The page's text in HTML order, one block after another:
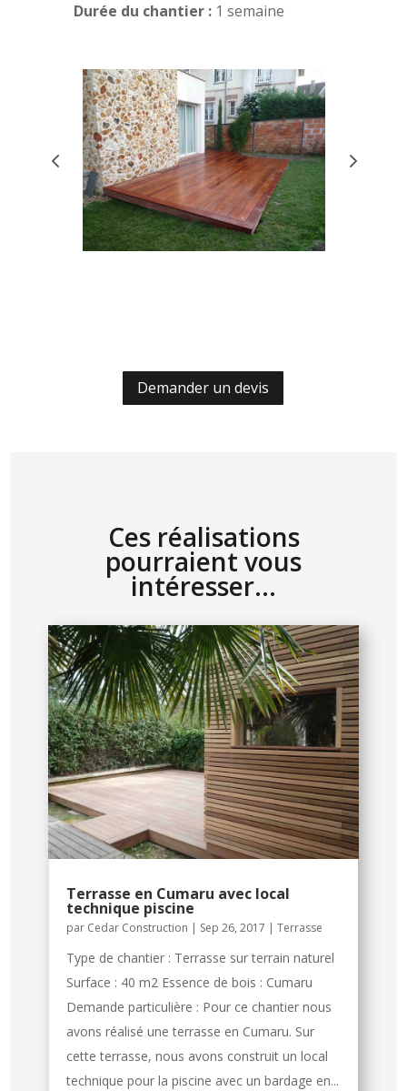
Durée du chantier : 1 semaine
Demander un devis
Ces réalisations
pourraient vous
intéresser…
Terrasse en Cumaru avec local
technique piscine
par Cedar Construction | Sep 26, 2017 | Terrasse
Type de chantier : Terrasse sur terrain naturel
Surface : 40 m2 Essence de bois : Cumaru
Demande particulière : Pour ce chantier nous
avons réalisé une terrasse en Cumaru. Sur
cette terrasse, nous avons construit un local
technique pour la piscine avec un bardage en...